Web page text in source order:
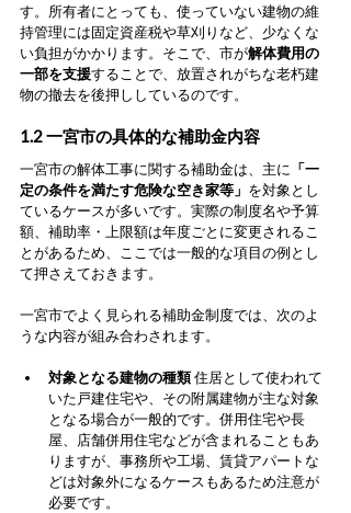
す。所有者にとっても、使っていない建物の維
持管理には固定資産税や草刈りなど、少なくな
い負担がかかります。そこで、市が解体費用の
一部を支援することで、放置されがちな老朽建
物の撤去を後押ししているのです。
1.2 一宮市の具体的な補助金内容
一宮市の解体工事に関する補助金は、主に 「一
定の条件を満たす危険な空き家等」 を対象とし
ているケースが多いです。実際の制度名や予算
額、補助率・上限額は年度ごとに変更されるこ
とがあるため、ここでは一般的な項目の例とし
て押さえておきます。
一宮市でよく見られる補助金制度では、次のよ
うな内容が組み合わされます。
対象となる建物の種類 住居として使われて
いた戸建住宅や、その附属建物が主な対象
となる場合が一般的です。併用住宅や長
屋、店舗併用住宅などが含まれることもあ
りますが、事務所や工場、賃貸アパートな
どは対象外になるケースもあるため注意が
必要です。